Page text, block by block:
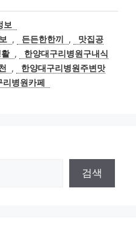
보
, 든든한한끼 ,
맛집공
,
한양대구리병원구내식
,
한양대구리병원주변맛
리병원카페
검색